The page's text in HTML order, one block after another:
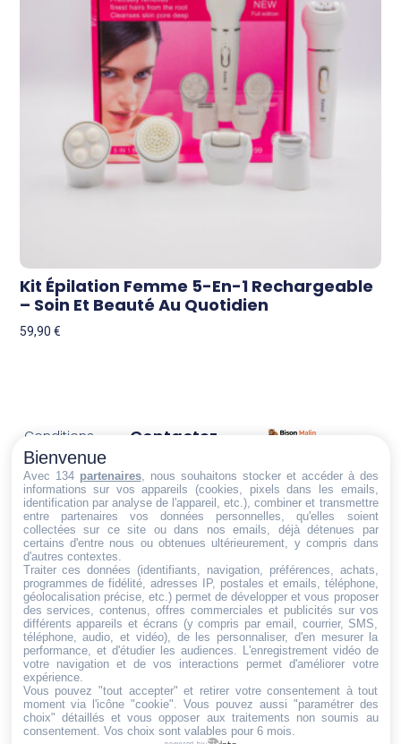
Kit Épilation Femme 5-En-1 Rechargeable
– Soin Et Beauté Au Quotidien
59,90€
Trouvez ce qu'il vous faut,
au bon endroit
Conditions
générales
de vente
Politique de
cookies
Politique de
confidentialité
Mentions
légales
Conditions de
retour et de
remboursement
Droit de
rétractation
Contactez-
Email:
dt@sasbms.fr
Bienvenue
Avec 134 partenaires, nous souhaitons stocker et accéder à des
informations sur vos appareils (cookies, pixels dans les emails,
identification par analyse de l'appareil, etc.), combiner et transmettre
entre partenaires vos données personnelles, qu'elles soient
collectées sur ce site ou dans nos emails, déjà détenues par
certains d'entre nous ou obtenues ultérieurement, y compris dans
d'autres contextes.
Traiter ces données (identifiants, navigation, préférences, achats,
programmes de fidélité, adresses IP, postales et emails, téléphone,
géolocalisation précise, etc.) permet de développer et vous proposer
des services, contenus, offres commerciales et publicités sur vos
différents appareils et écrans (y compris par email, courrier, SMS,
téléphone, audio, et vidéo), de les personnaliser, d'en mesurer la
performance, et d'étudier les audiences. L'enregistrement vidéo de
votre navigation et de vos interactions permet d'améliorer votre
expérience.
Vous pouvez "tout accepter" et retirer votre consentement à tout
moment via l'icône "cookie" . Vous pouvez aussi "paramétrer des
choix" détaillés et vous opposer aux traitements non soumis au
consentement. Vos choix sont valables pour 6 mois.